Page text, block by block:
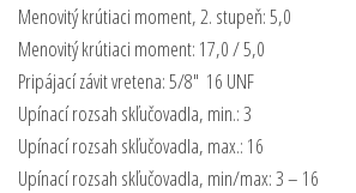
Menovitý krútiaci moment, 2. stupeň: 5,0
Menovitý krútiaci moment: 17,0 / 5,0
Pripájací závit vretena: 5/8" ­ 16 UNF
Upínací rozsah skľučovadla, min.: 3
Upínací rozsah skľučovadla, max.: 16
Upínací rozsah skľučovadla, min/max: 3 – 16